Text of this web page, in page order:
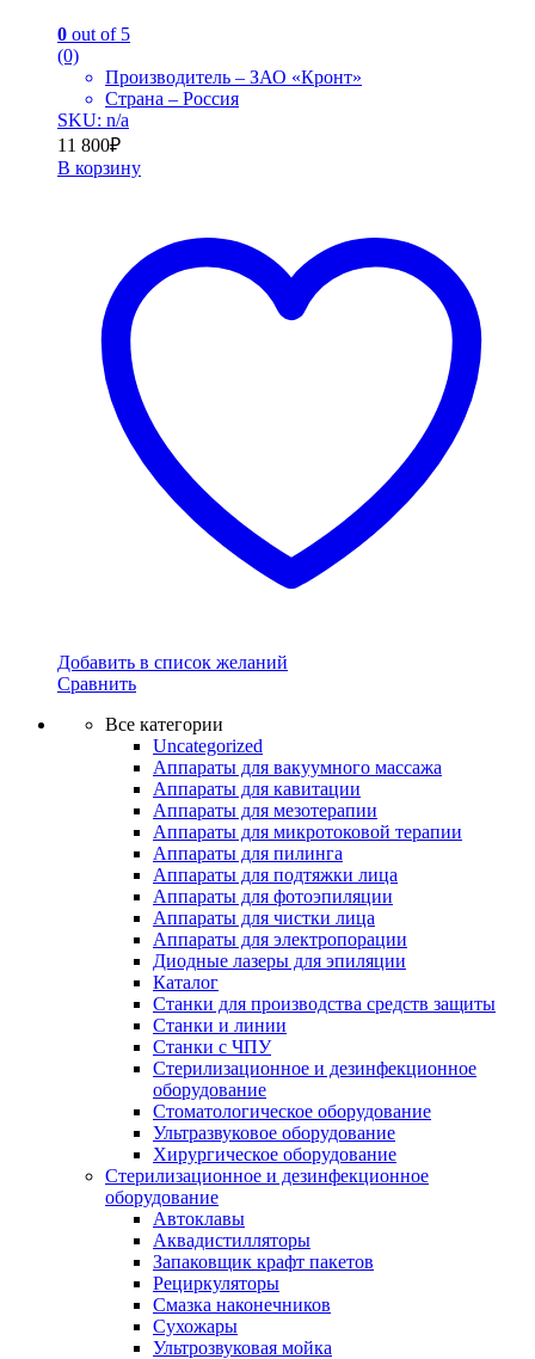
0 out of 5
(0)
Производитель – ЗАО «Кронт»
Страна – Россия
SKU: n/a
11 800₽
В корзину
Добавить в список желаний
Сравнить
Все категории
Uncategorized
Аппараты для вакуумного массажа
Аппараты для кавитации
Аппараты для мезотерапии
Аппараты для микротоковой терапии
Аппараты для пилинга
Аппараты для подтяжки лица
Аппараты для фотоэпиляции
Аппараты для чистки лица
Аппараты для электропорации
Диодные лазеры для эпиляции
Каталог
Станки для производства средств защиты
Станки и линии
Станки с ЧПУ
Стерилизационное и дезинфекционное
оборудование
Стоматологическое оборудование
Ультразвуковое оборудование
Хирургическое оборудование
Стерилизационное и дезинфекционное
оборудование
Автоклавы
Аквадистилляторы
Запаковщик крафт пакетов
Рециркуляторы
Смазка наконечников
Сухожары
Ультрозвуковая мойка